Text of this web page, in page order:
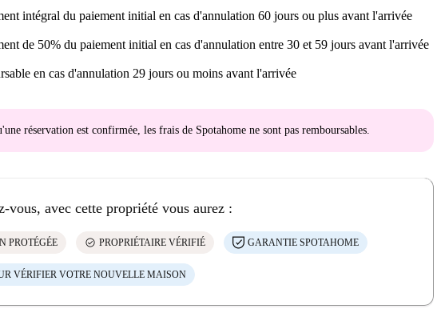
intégral du paiement initial en cas d'annulation 60 jours ou plus avant l'arrivée
de 50% du paiement initial en cas d'annulation entre 30 et 59 jours avant l'arrivée
en cas d'annulation 29 jours ou moins avant l'arrivée
réservation est confirmée, les frais de Spotahome ne sont pas remboursables.
vous, avec cette propriété vous aurez :
PROTÉGÉE check_circle PROPRIÉTAIRE VÉRIFIÉ GARANTIE SPOTAHOME
VÉRIFIER VOTRE NOUVELLE MAISON